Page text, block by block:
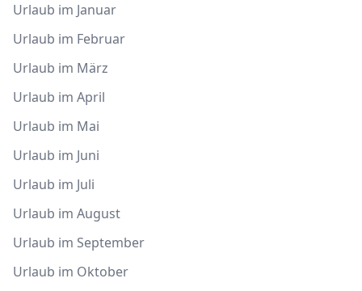
Urlaub im Januar
Urlaub im Februar
Urlaub im März
Urlaub im April
Urlaub im Mai
Urlaub im Juni
Urlaub im Juli
Urlaub im August
Urlaub im September
Urlaub im Oktober